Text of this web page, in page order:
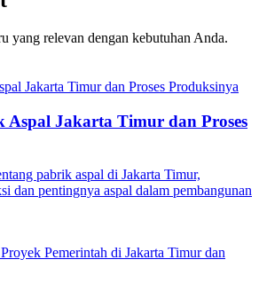
yang relevan dengan kebutuhan Anda.
Aspal Jakarta Timur dan Proses
pabrik aspal di Jakarta Timur,
dan pentingnya aspal dalam pembangunan